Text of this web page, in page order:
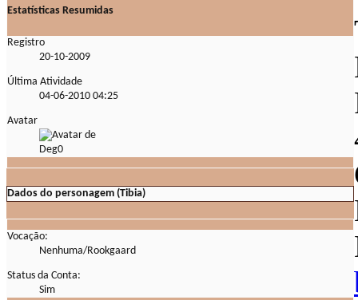
Estatísticas Resumidas
Registro
20-10-2009
Última Atividade
04-06-2010 04:25
Avatar
Dados do personagem (Tibia)
Vocação:
Nenhuma/Rookgaard
Status da Conta:
Sim